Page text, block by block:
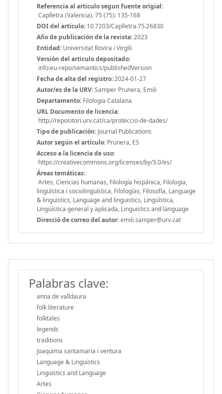
Referencia al articulo segun fuente origial:
Caplletra (Valencia). 75 (75): 135-168
DOI del artículo: 10.7203/Caplletra.75.26830
Año de publicación de la revista:2023
Entidad: Universitat Rovira i Virgili
Versión del articulo depositado:
info:eu-repo/semantics/publishedVersion
Fecha de alta del registro:2024-01-27
Autor/es de la URV:Samper Prunera, Emili
Departamento: Filologia Catalana
URL Documento de licencia:
http://repositori.urv.cat/ca/proteccio-de-dades/
Tipo de publicación: Journal Publications
Autor según el artículo: Prunera, ES
Acceso a la licencia de uso:
https://creativecommons.org/licenses/by/3.0/es/
Áreas temáticas:
Artes, Ciencias humanas, Filología hispánica, Filologia,
lingüística i sociolingüística, Filologías, Filosofía, Language
& linguistics, Language and linguistics, Lingüística,
Lingüística general y aplicada, Linguistics and language
Direcció de correo del autor:emili.samper@urv.cat
Palabras clave:
anna de valldaura
folk literature
folktales
legends
traditions
Joaquima santamaria i ventura
Language & Linguistics
Linguistics and Language
Artes